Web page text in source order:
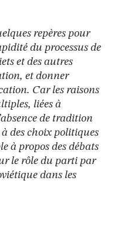
repères pour
du processus de
et des autres
et donner
Car les raisons
liées à
de tradition
des choix politiques
à propos des débats
le rôle du parti par
dans les